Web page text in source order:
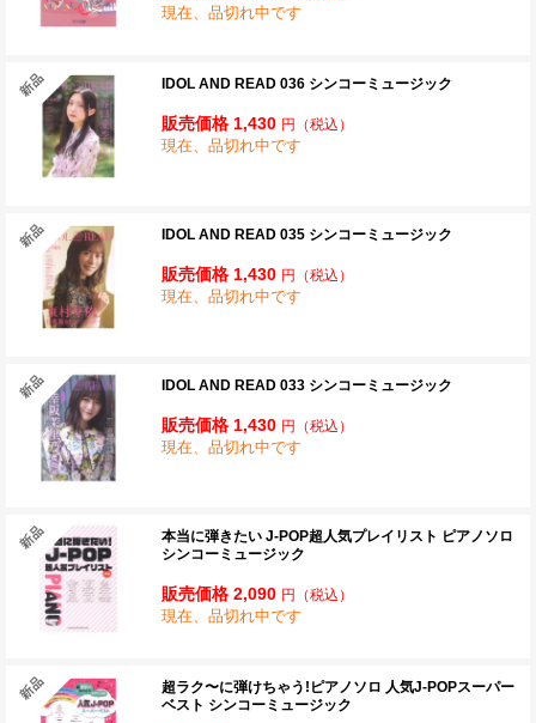
現在、品切れ中です
IDOL AND READ 036 シンコーミュージック
販売価格 1,430 円 （税込）
現在、品切れ中です
IDOL AND READ 035 シンコーミュージック
販売価格 1,430 円 （税込）
現在、品切れ中です
IDOL AND READ 033 シンコーミュージック
販売価格 1,430 円 （税込）
現在、品切れ中です
本当に弾きたい J-POP超人気プレイリスト ピアノソロ
シンコーミュージック
販売価格 2,090 円 （税込）
現在、品切れ中です
超ラク〜に弾けちゃう!ピアノソロ 人気J-POPスーパー
ベスト シンコーミュージック